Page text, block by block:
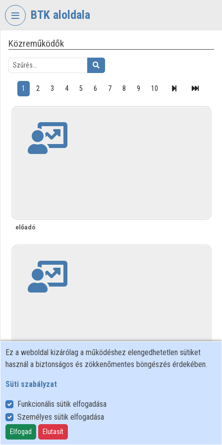
Fejléc kihagyása
BTK aloldala
VIDEOTORIUM
BÖLCSÉSZETTUDOMÁNYI
KUTATÓKÖZPONT
Bejelentkezés
Intézményi felfedezés
Közreműködők
Közreműködők
1 2 3 4 5 6 7 8 9 10
előadó
Ez a weboldal kizárólag a működéshez elengedhetetlen sütiket
használ a biztonságos és zökkenőmentes böngészés érdekében.
Süti szabályzat
Funkcionális sütik elfogadása
Személyes sütik elfogadása
Elfogad Elutasít